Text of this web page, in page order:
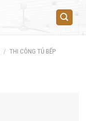
/ THI CÔNG TỦ BẾP